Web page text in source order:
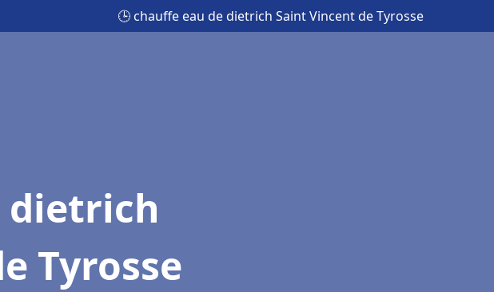
🕒 chauffe eau de dietrich Saint Vincent de Tyrosse
dietrich
Tyrosse